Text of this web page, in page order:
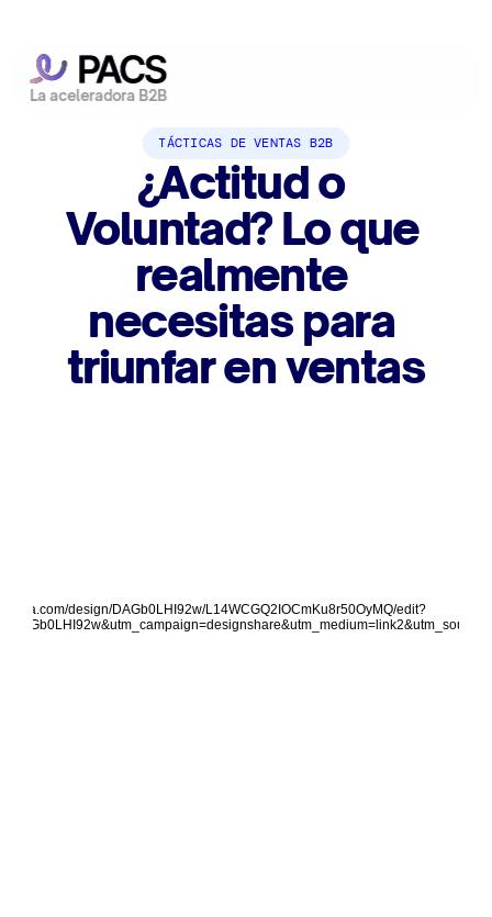
La aceleradora B2B
TÁCTICAS DE VENTAS B2B
¿Actitud o
Voluntad? Lo que
realmente
necesitas para
triunfar en ventas
design/DAGb0LHI92w/L14WCGQ2IOCmKu8r50OyMQ/edit?